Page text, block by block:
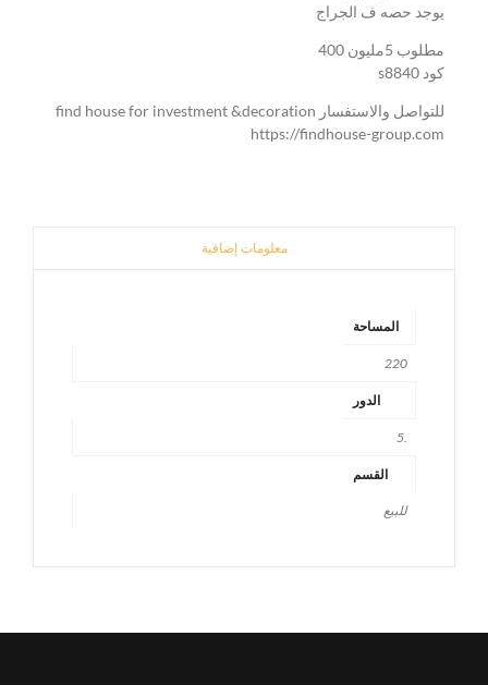
يوجد حصه ف الجراج
مطلوب 5مليون 400
كود s8840
للتواصل والاستفسار find house for investment &decoration
https://findhouse-group.com
معلومات إضافية
المساحة
220
الدور
القسم
للبيع